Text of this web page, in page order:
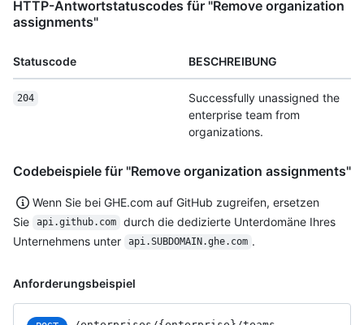
HTTP-Antwortstatuscodes für "Remove organization
assignments"
Statuscode BESCHREIBUNG
204
Successfully unassigned the
enterprise team from
organizations.
Codebeispiele für "Remove organization assignments"
Wenn Sie bei GHE.com auf GitHub zugreifen, ersetzen
Sie
api.github.com
durch die dedizierte Unterdomäne Ihres
Unternehmens unter
api.SUBDOMAIN.ghe.com .
Anforderungsbeispiel